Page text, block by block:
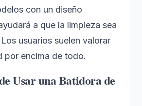
con un diseño
a que la limpieza sea
usuarios suelen valorar
por encima de todo.
Usar una Batidora de